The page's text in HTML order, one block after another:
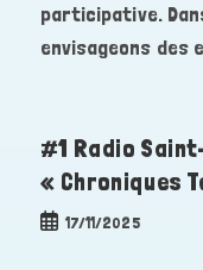
participative.
envisageons des
#1 Radio
« Chroniques
Publication
17/11/2025